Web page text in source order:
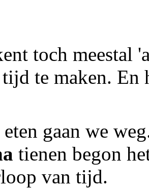
toch meestal
te maken. En
gaan we
tienen begon
van tijd.